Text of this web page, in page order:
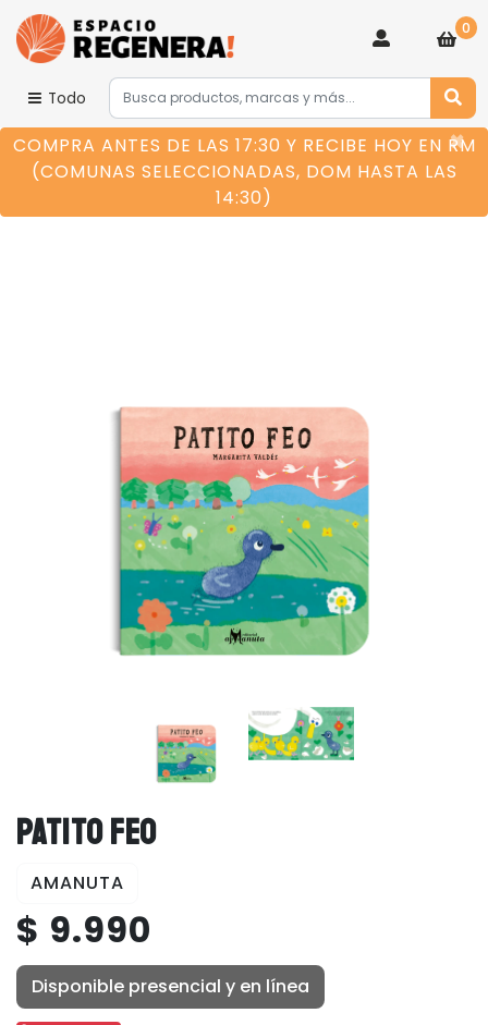
Todo
0
COMPRA ANTES DE LAS 17:30 Y RECIBE HOY EN RM
(COMUNAS SELECCIONADAS, DOM HASTA LAS
14:30)
×
PATITO FEO
AMANUTA
$ 9.990
Disponible presencial y en línea